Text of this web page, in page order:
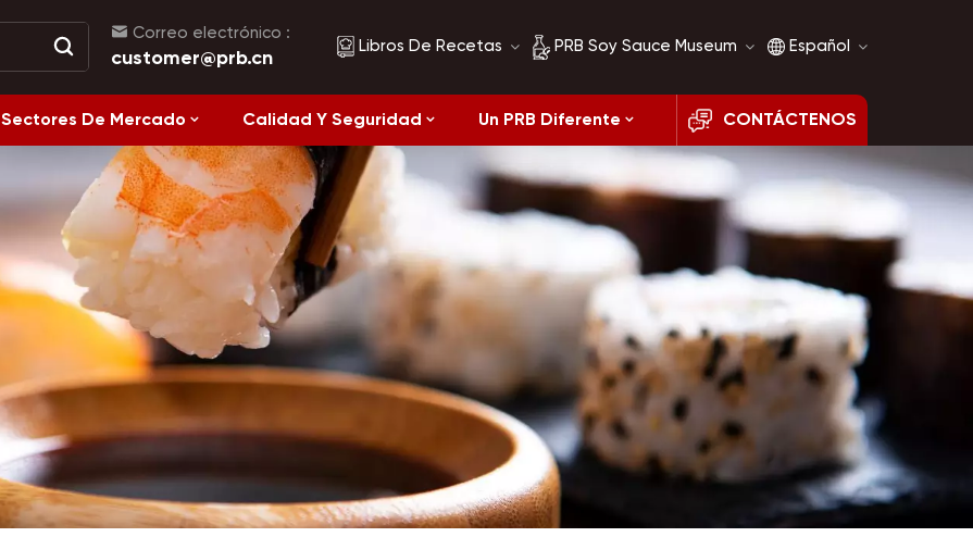
Correo electrónico :
customer@prb.cn Libros De Recetas
Recetas
Alimentación
Saludable
PRB Soy Sauce Museum
Historia de la salsa de
soja
Comparación de salsa
de soja
Español
English
français
العربية
Sectores De Mercado Calidad Y Seguridad Un PRB Diferente CONTÁCTENOS